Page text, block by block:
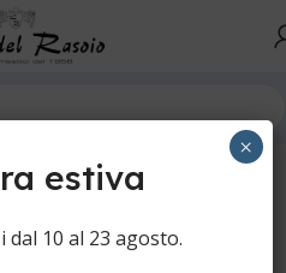
estiva
dal 10 al 23 agosto.
×